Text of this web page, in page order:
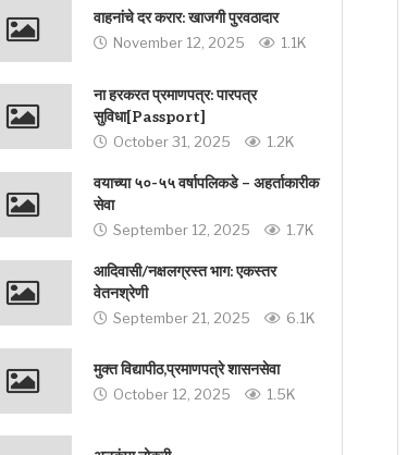
वाहनांचे दर करार: खाजगी पुरवठादार
November 12, 2025 1.1K
ना हरकरत प्रमाणपत्र: पारपत्र
सुविधा[Passport]
October 31, 2025 1.2K
वयाच्या ५०-५५ वर्षापलिकडे – अहर्ताकारीक
सेवा
September 12, 2025 1.7K
आदिवासी/नक्षलग्रस्त भाग: एकस्तर
वेतनश्रेणी
September 21, 2025 6.1K
मुक्त विद्यापीठ,प्रमाणपत्रे शासनसेवा
October 12, 2025 1.5K